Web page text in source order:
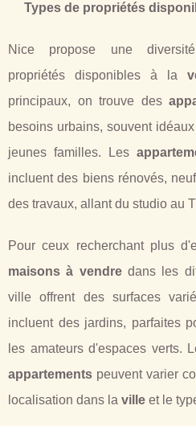
Types de propriétés
Nice propose une
propriétés disponibles à la
principaux, on trouve des
besoins urbains, souvent
jeunes familles. Les
incluent des biens rénovés,
des travaux, allant du studio au
Pour ceux recherchant plus
maisons à vendredans les
ville offrent des surfaces
incluent des jardins, parfaites
les amateurs d'espaces verts.
appartements peuvent varier
localisation dans la ville et le